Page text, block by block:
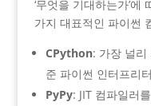
‘무엇을 기대하는가’
가지 대표적인 파이썬
CPython: 가장 널리
준 파이썬 인터프리
PyPy: JIT 컴파일러